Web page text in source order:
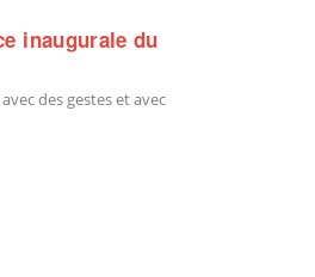
inaugurale du
des gestes et avec